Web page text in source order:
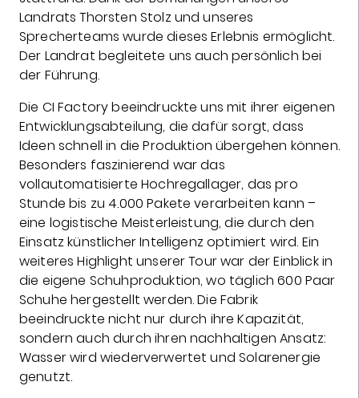
Landrats Thorsten Stolz und unseres
Sprecherteams wurde dieses Erlebnis ermöglicht.
Der Landrat begleitete uns auch persönlich bei
der Führung.
Die CI Factory beeindruckte uns mit ihrer eigenen
Entwicklungsabteilung, die dafür sorgt, dass
Ideen schnell in die Produktion übergehen können.
Besonders faszinierend war das
vollautomatisierte Hochregallager, das pro
Stunde bis zu 4.000 Pakete verarbeiten kann –
eine logistische Meisterleistung, die durch den
Einsatz künstlicher Intelligenz optimiert wird. Ein
weiteres Highlight unserer Tour war der Einblick in
die eigene Schuhproduktion, wo täglich 600 Paar
Schuhe hergestellt werden. Die Fabrik
beeindruckte nicht nur durch ihre Kapazität,
sondern auch durch ihren nachhaltigen Ansatz:
Wasser wird wiederverwertet und Solarenergie
genutzt.